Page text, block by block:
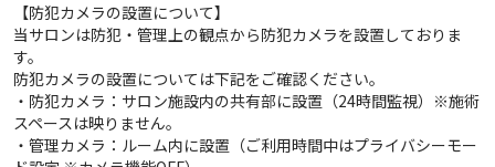
【防犯カメラの設置について】
当サロンは防犯・管理上の観点から防犯カメラを設置しておりま
す。
防犯カメラの設置については下記をご確認ください。
・防犯カメラ：サロン施設内の共有部に設置（24時間監視）※施術
スペースは映りません。
・管理カメラ：ルーム内に設置（ご利用時間中はプライバシーモー